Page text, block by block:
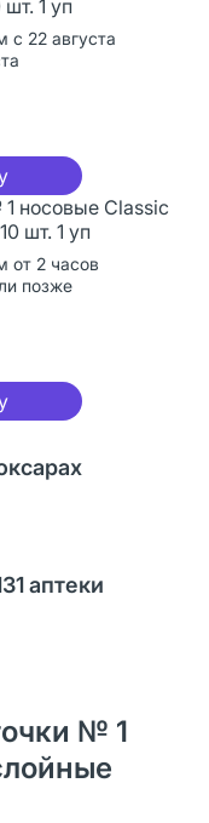
1 уп
с 22 августа
носовые Classic
шт. 1 уп
от 2 часов
позже
аптеки
№ 1